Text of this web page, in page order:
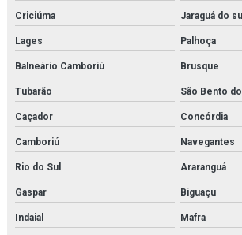
Isolamento térmico tubulações industriais
Joystick danfoss
Limpeza química de trocador de calor
Manutenção e aferição em válvulas de
Manutenção de bomba de condensado
Manutenção de trocador de calor
Criciúma Jaraguá do sul
Lages Palhoça
Balneário Camboriú Brusque
Tubarão São Bento do
Caçador Concórdia
Camboriú Navegantes
Rio do Sul Araranguá
Gaspar Biguaçu
Indaial Mafra